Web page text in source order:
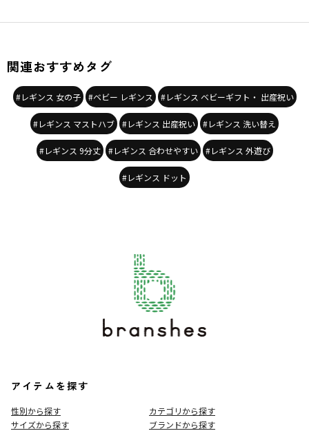
関連おすすめタグ
#レギンス 女の子 #ベビー レギンス #レギンス ベビーギフト・ 出産祝い
#レギンス マストハブ #レギンス 出産祝い #レギンス 洗い替え
#レギンス 9分丈 #レギンス 合わせやすい #レギンス 外遊び
#レギンス ドット
アイテムを探す
性別から探す
カテゴリから探す
サイズから探す
ブランドから探す